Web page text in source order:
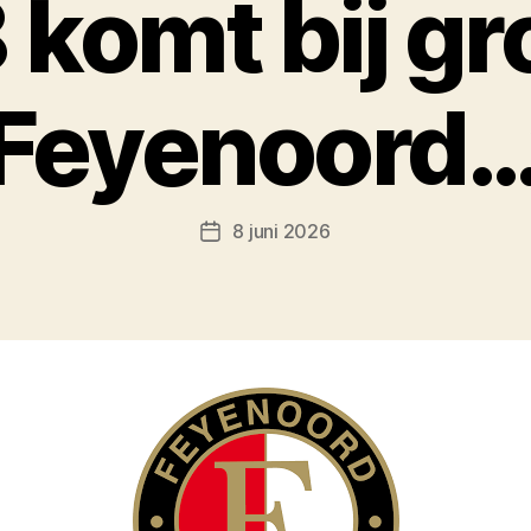
bij
Berichtdatum
8 juni 2026